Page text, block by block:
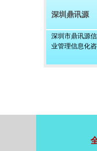
深圳鼎讯源
深圳市鼎讯源
业管理信息化